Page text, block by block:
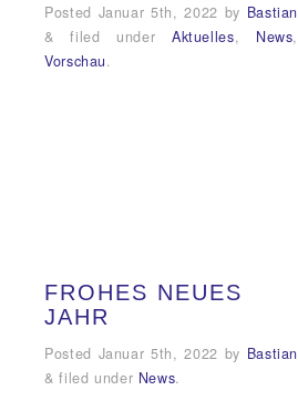
Posted Januar 5th, 2022 by Bastian
& filed under Aktuelles, News,
Vorschau.
FROHES NEUES
JAHR
Posted Januar 5th, 2022 by Bastian
& filed under News.